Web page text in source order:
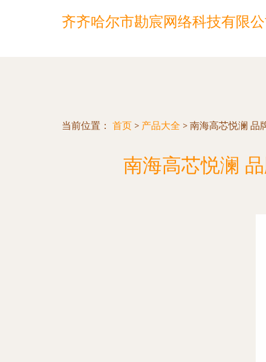
齐齐哈尔市勘宸网络科技有限公
当前位置： 首页 > 产品大全 > 南海高芯悦澜 品
南海高芯悦澜